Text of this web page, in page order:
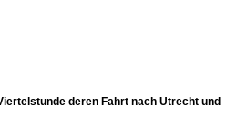
deren Fahrt nach Utrecht und